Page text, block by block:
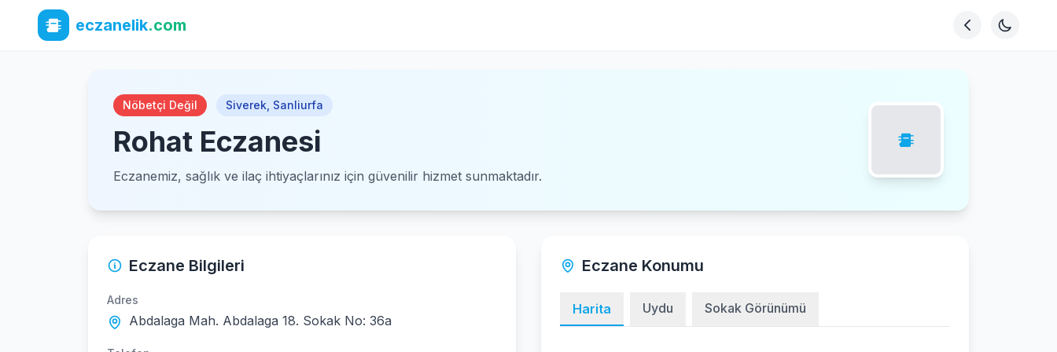
eczanelik.com
Nöbetçi Değil Siverek Sanliurfa
Rohat Eczanesi
Eczanemiz, sağlık ve ilaç ihtiyaçlarınız için güvenilir hizmet sunmaktadır.
Eczane Bilgileri
Adres
Abdalaga Mah. Abdalaga 18. Sokak No: 36a
Eczane Konumu
Harita Uydu Sokak Görünümü